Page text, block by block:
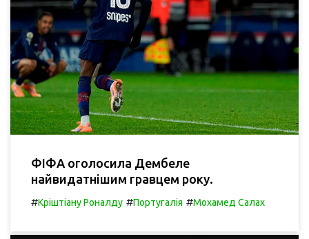
ФІФА оголосила Дембеле
найвидатнішим гравцем року.
#Кріштіану Роналду #Португалія #Мохамед Салах